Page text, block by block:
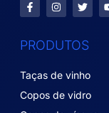
PRODUTOS
Taças de vinho
Copos de vidro